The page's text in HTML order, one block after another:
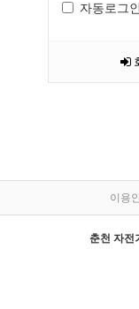
자동로그인
이용
춘천 자전